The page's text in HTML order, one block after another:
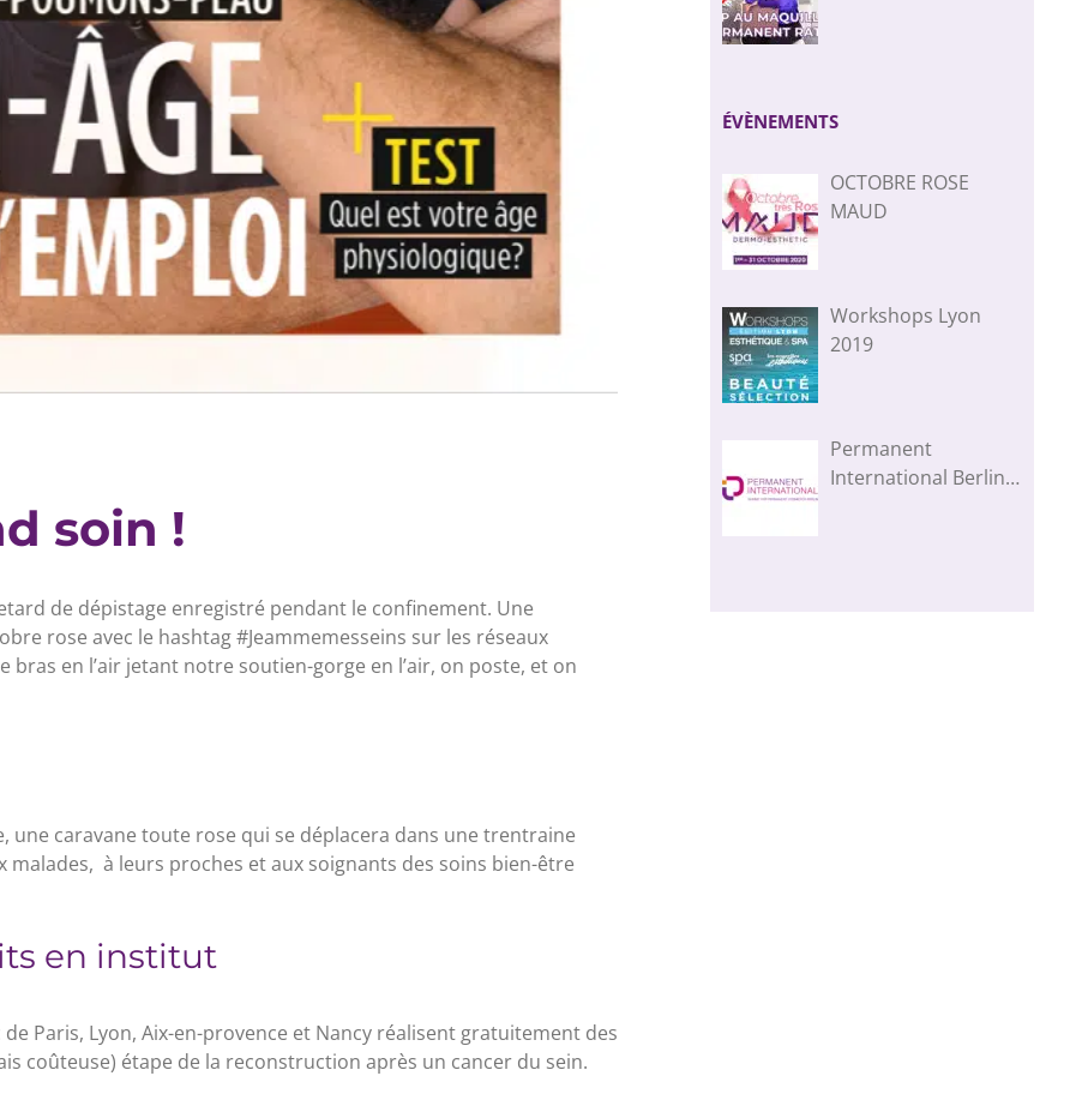
soin !
de dépistage enregistré pendant le confinement. Une
rose avec le hashtag #Jeammemesseins sur les réseaux
en l’air jetant notre soutien-gorge en l’air, on poste, et on
une caravane toute rose qui se déplacera dans une trentraine
à leurs proches et aux soignants des soins bien-être
en institut
Paris, Lyon, Aix-en-provence et Nancy réalisent gratuitement des
coûteuse) étape de la reconstruction après un cancer du sein.
ÉVÈNEMENTS
OCTOBRE ROSE
MAUD
Workshops Lyon
2019
Permanent
International Berlin